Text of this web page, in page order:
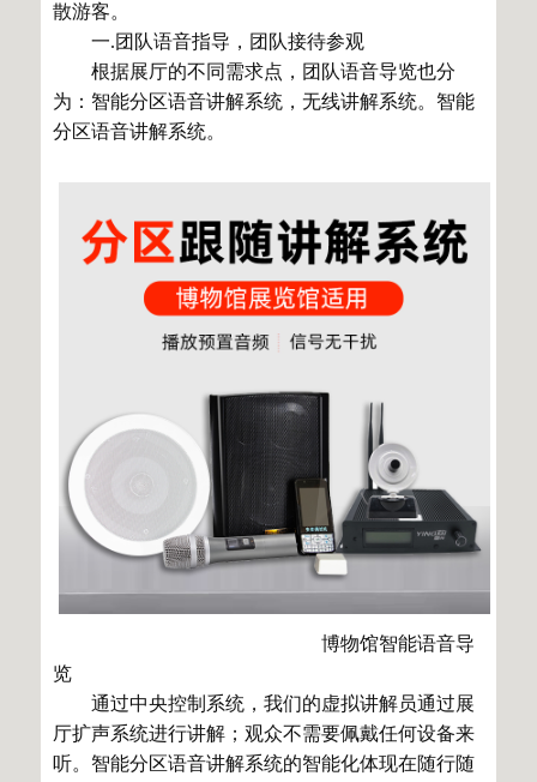
散游客。
一.团队语音指导，团队接待参观
根据展厅的不同需求点，团队语音导览也分
为：智能分区语音讲解系统，无线讲解系统。智能
分区语音讲解系统。
博物馆智能语音导
览
通过中央控制系统，我们的虚拟讲解员通过展
厅扩声系统进行讲解；观众不需要佩戴任何设备来
听。智能分区语音讲解系统的智能化体现在随行随